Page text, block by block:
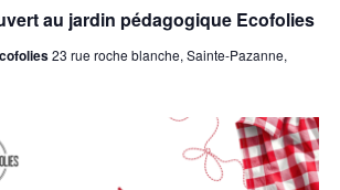
au jardin pédagogique Ecofolies
23 rue roche blanche, Sainte-Pazanne,